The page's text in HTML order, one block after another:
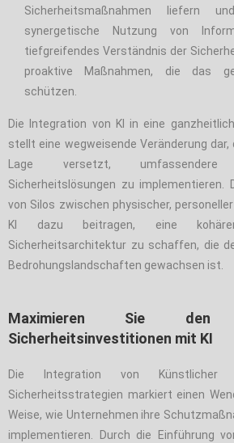
Sicherheitsmaßnahmen liefern
synergetische Nutzung von
tiefgreifendes Verständnis der
proaktive Maßnahmen, die das
schützen.
Die Integration von KI in eine
stellt eine wegweisende Veränderung dar,
Lage versetzt,
Sicherheitslösungen zu implementieren.
von Silos zwischen physischer,
KI dazu beitragen, eine
Sicherheitsarchitektur zu schaffen, die
Bedrohungslandschaften gewachsen ist.
Maximieren Sie
Sicherheitsinvestitionen mit KI
Die Integration von
Sicherheitsstrategien markiert einen
Weise, wie Unternehmen ihre
implementieren. Durch die Einführung